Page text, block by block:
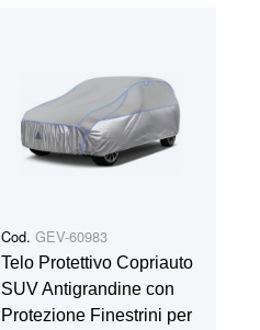
Cod. GEV-60983
Telo Protettivo Copriauto
SUV Antigrandine con
Protezione Finestrini per